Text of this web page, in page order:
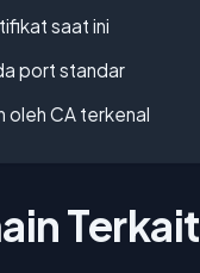
saat ini
port standar
oleh CA terkenal
Terkait